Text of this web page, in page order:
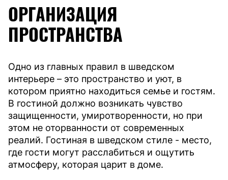
ОРГАНИЗАЦИЯ
ПРОСТРАНСТВА
Одно из главных правил в шведском
интерьере – это пространство и уют, в
котором приятно находиться семье и гостям.
В гостиной должно возникать чувство
защищенности, умиротворенности, но при
этом не оторванности от современных
реалий. Гостиная в шведском стиле - место,
где гости могут расслабиться и ощутить
атмосферу, которая царит в доме.